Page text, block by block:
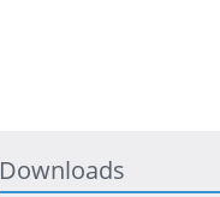
Downloads